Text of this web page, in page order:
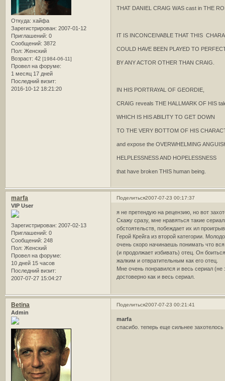
Откуда: хайфа
Зарегистрирован: 2007-01-12
Приглашений: 0
Сообщений: 3872
Пол: Женский
Возраст: 42 [1984-06-11]
Провел на форуме:
1 месяц 17 дней
Последний визит:
2016-10-12 18:21:20
THAT DANIEL CRAIG WAS cast in THE
IT IS INCONCEIVABLE THAT THIS
COULD HAVE BEEN PLAYED TO
BY ANY ACTOR OTHER THAN CRAIG.
IN HIS PORTRAYAL OF GEORDIE,
CRAIG reveals THE HALLMARK OF HIS
WHICH IS HIS ABILITY TO GET DOWN
TO THE VERY BOTTOM OF HIS
and expose the OVERWHELMING
HELPLESSNESS AND HOPELESSNESS
that have broken THIS human being.
Поделиться2007-07-23 00:17:37
marfa
VIP User
Зарегистрирован: 2007-02-13
Приглашений: 0
Сообщений: 248
Пол: Женский
Провел на форуме:
10 дней 15 часов
Последний визит:
2007-07-27 15:04:27
я не претендую на рецензию, но вот
Скажу сразу, мне нравяться такие
обстоятельств, побеждает их ил
Герой Крейга из второй категории.
очень скоро начинаешь понимать что
(и продолжает избивать) отец. Он
жалким и отвратительным как его отец.
Мне очень понравился и весь сериал
достоверно как и весь сериал.
Поделиться2007-07-23 00:21:41
Betina
Admin
marfa
спасибо. теперь еще сильнее